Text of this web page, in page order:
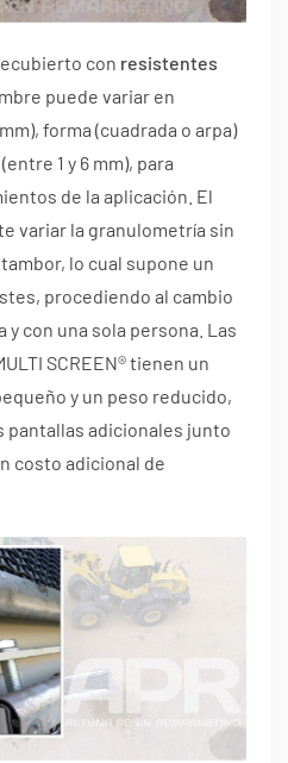
con resistentes
puede variar en
forma (cuadrada o arpa)
1 y 6 mm), para
de la aplicación. El
variar la granulometría sin
lo cual supone un
procediendo al cambio
y con una sola persona. Las
SCREEN® tienen un
y un peso reducido,
pantallas adicionales junto
costo adicional de